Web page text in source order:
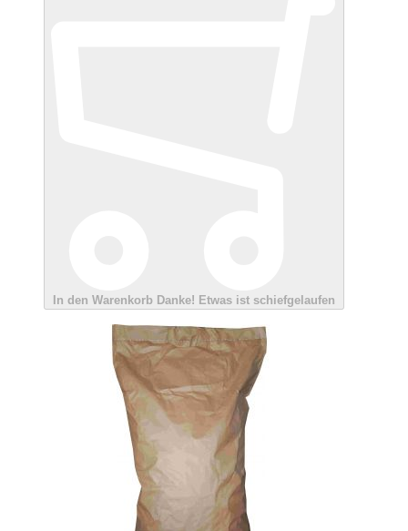
In den Warenkorb Danke! Etwas ist schiefgelaufen